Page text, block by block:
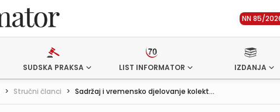
NN 85/
SUDSKA PRAKSA LIST INFORMATOR IZDANJA
> Stručni članci > Sadržaj i vremensko djelovanje kolekt...